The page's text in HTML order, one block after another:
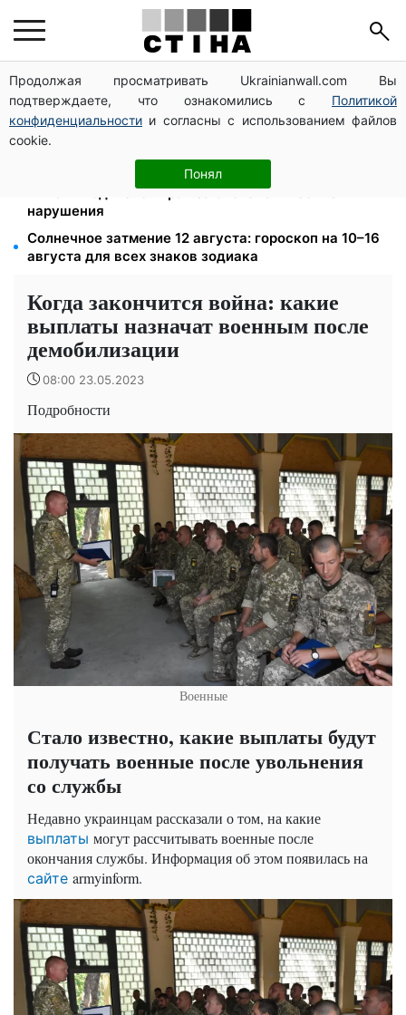
Продолжая просматривать Ukrainianwall.com Вы
подтверждаете, что ознакомились с Политикой
конфиденциальности и согласны с использованием файлов
cookie.
Понял
Яйца от 19,90 грн за десяток: АТБ, Сильпо, Varus и
Ашан переписали ценники в августе
172 940 грн защитят жилье от ареста за
коммуналку: с октября порог — 432 тысячи
26 000 подписей — Зеленский поручил СНБО
лишать водителей прав за систематические
нарушения
Солнечное затмение 12 августа: гороскоп на 10–16
августа для всех знаков зодиака
Когда закончится война: какие
выплаты назначат военным после
демобилизации
08:00 23.05.2023
Подробности
Военные
Стало известно, какие выплаты будут
получать военные после увольнения
со службы
Недавно украинцам рассказали о том, на какие
выплаты могут рассчитывать военные после
окончания службы. Информация об этом появилась на
сайте armyinform.